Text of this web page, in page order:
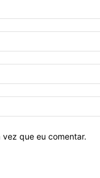
que eu comentar.